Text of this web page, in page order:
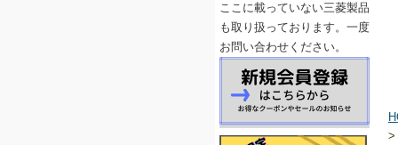
ここに載っていない三菱製品
も取り扱っております。一度
お問い合わせください。
>